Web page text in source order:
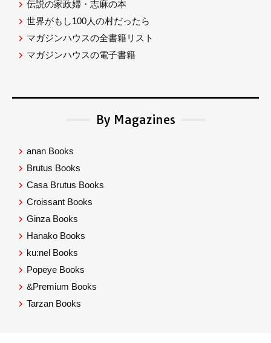
伝説の家政婦・志麻の本
世界がもし100人の村だったら
マガジンハウスの全書籍リスト
マガジンハウスの電子書籍
By Magazines
anan Books
Brutus Books
Casa Brutus Books
Croissant Books
Ginza Books
Hanako Books
ku:nel Books
Popeye Books
&Premium Books
Tarzan Books